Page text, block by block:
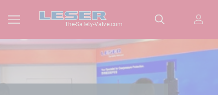
The-Safety-Valve.com